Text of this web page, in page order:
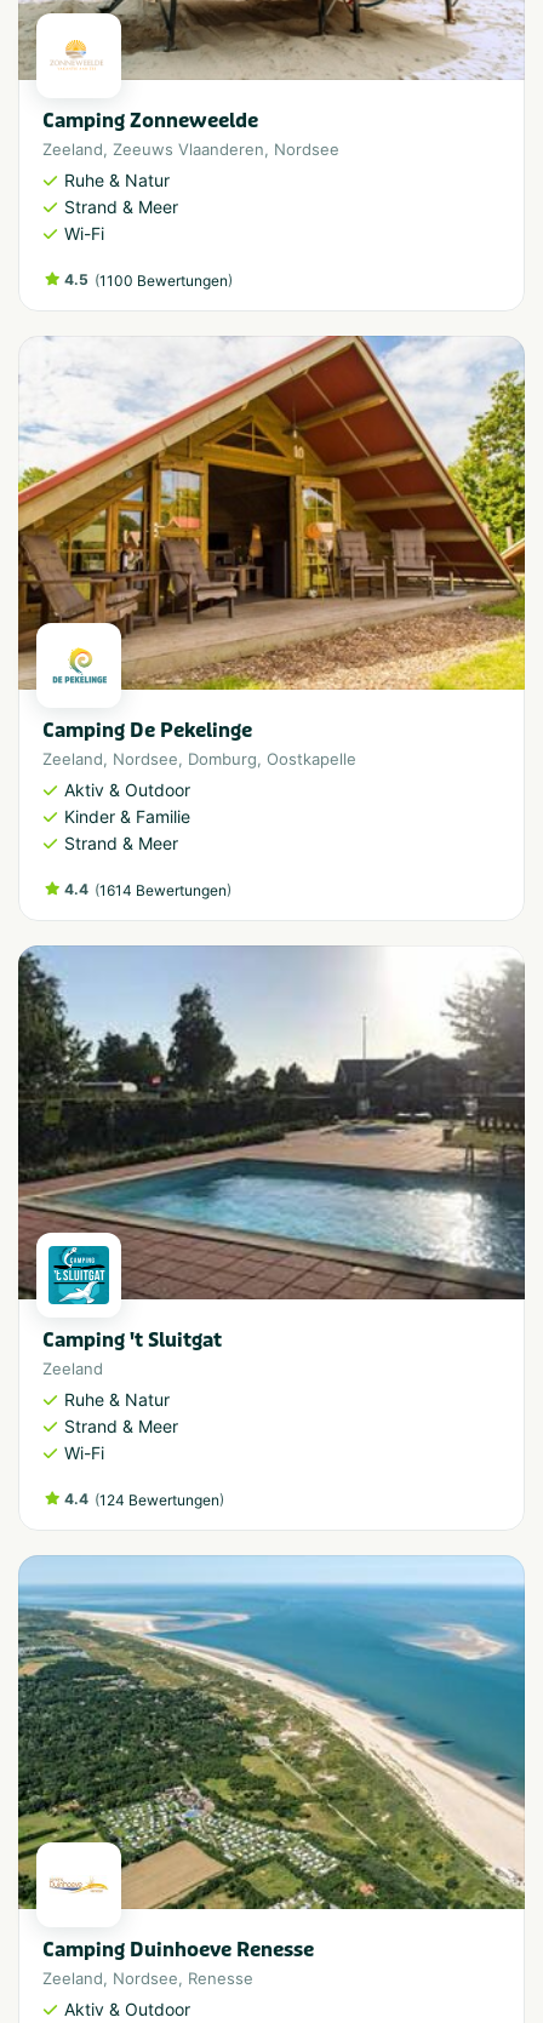
Camping Zonneweelde
Zeeland, Zeeuws Vlaanderen, Nordsee
Ruhe & Natur
Strand & Meer
Wi-Fi
4.5 (1100 Bewertungen)
Camping De Pekelinge
Zeeland, Nordsee, Domburg, Oostkapelle
Aktiv & Outdoor
Kinder & Familie
Strand & Meer
4.4 (1614 Bewertungen)
Camping 't Sluitgat
Zeeland
Ruhe & Natur
Strand & Meer
Wi-Fi
4.4 (124 Bewertungen)
Camping Duinhoeve Renesse
Zeeland, Nordsee, Renesse
Aktiv & Outdoor